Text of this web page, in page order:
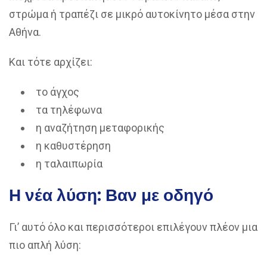
στρώμα ή τραπέζι σε μικρό αυτοκίνητο μέσα στην
Αθήνα.
Και τότε αρχίζει:
το άγχος
τα τηλέφωνα
η αναζήτηση μεταφορικής
η καθυστέρηση
η ταλαιπωρία
Η νέα λύση: Βαν με οδηγό
Γι’ αυτό όλο και περισσότεροι επιλέγουν πλέον μια
πιο απλή λύση: